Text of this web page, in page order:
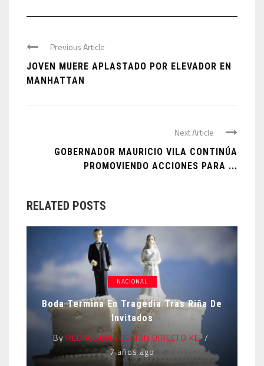
Previous Article
JOVEN MUERE APLASTADO POR ELEVADOR EN
MANHATTAN
Next Article
GOBERNADOR MAURICIO VILA CONTINÚA
PROMOVIENDO ACCIONES PARA ...
RELATED POSTS
NACIONAL
Boda Termina En Tragedia Tras Riña De
Invitados
By REDACCIÓN YUCATÁN DIRECTO KE
7 años ago